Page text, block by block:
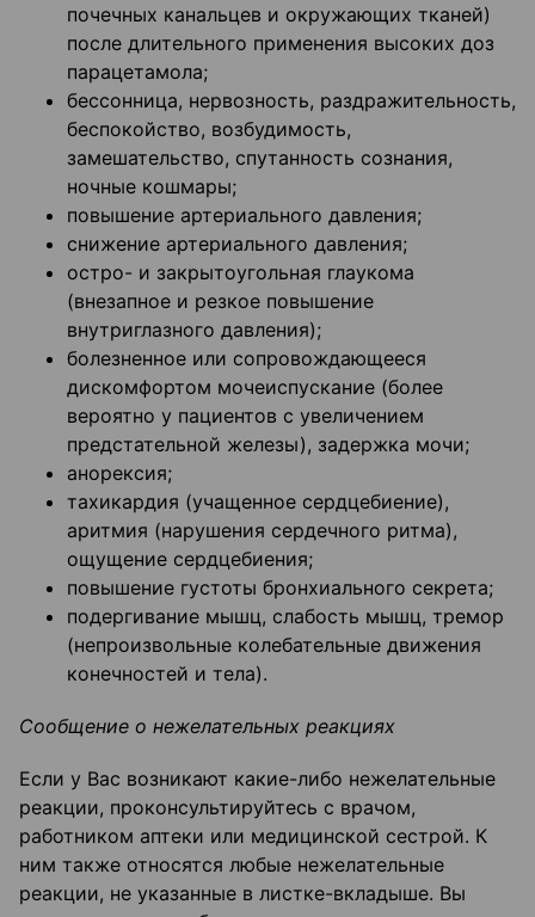
почечных канальцев и окружающих тканей)
после длительного применения высоких доз
парацетамола;
бессонница, нервозность, раздражительность,
беспокойство, возбудимость,
замешательство, спутанность сознания,
ночные кошмары;
повышение артериального давления;
снижение артериального давления;
остро- и закрытоугольная глаукома
(внезапное и резкое повышение
внутриглазного давления);
болезненное или сопровождающееся
дискомфортом мочеиспускание (более
вероятно у пациентов с увеличением
предстательной железы), задержка мочи;
анорексия;
тахикардия (учащенное сердцебиение),
аритмия (нарушения сердечного ритма),
ощущение сердцебиения;
повышение густоты бронхиального секрета;
подергивание мышц, слабость мышц, тремор
(непроизвольные колебательные движения
конечностей и тела).
Сообщение о нежелательных реакциях
Если у Вас возникают какие-либо нежелательные
реакции, проконсультируйтесь с врачом,
работником аптеки или медицинской сестрой. К
ним также относятся любые нежелательные
реакции, не указанные в листке-вкладыше. Вы